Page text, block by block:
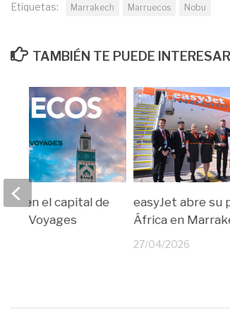
Etiquetas: Marrakech Marruecos Nobu
TAMBIÉN TE PUEDE
easyJet abre su
África en
27/04/2026
en el capital de
Voyages